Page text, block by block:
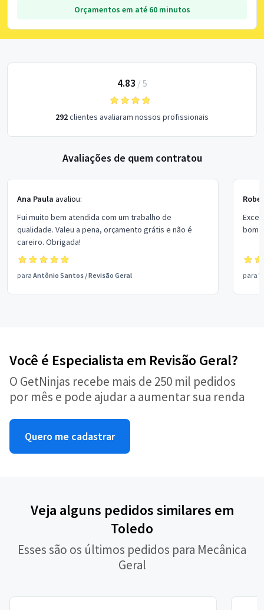
Orçamentos em até 60 minutos
4.83 / 5
292clientes avaliaram nossos profissionais
Avaliações de quem contratou
Ana Paula avaliou:
Fui muito bem atendida com um trabalho de
qualidade. Valeu a pena, orçamento grátis e não é
careiro. Obrigada!
para Antônio Santos /Revisão Geral
bom
para
Você é Especialista em Revisão Geral?
O GetNinjas recebe mais de 250 mil pedidos
por mês e pode ajudar a aumentar sua renda
Quero me cadastrar
Veja alguns pedidos similares em
Toledo
Esses são os últimos pedidos para Mecânica
Geral